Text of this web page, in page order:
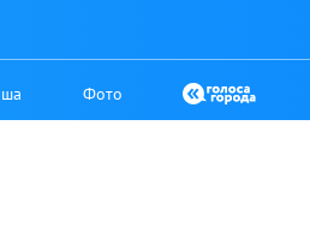
Фото